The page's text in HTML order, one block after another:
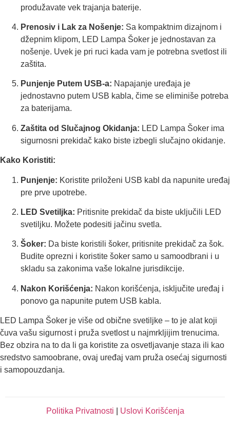
produžavate vek trajanja baterije.
Prenosiv i Lak za Nošenje: Sa kompaktnim dizajnom i
džepnim klipom, LED Lampa Šoker je jednostavan za
nošenje. Uvek je pri ruci kada vam je potrebna svetlost ili
zaštita.
Punjenje Putem USB-a: Napajanje uređaja je
jednostavno putem USB kabla, čime se eliminiše potreba
za baterijama.
Zaštita od Slučajnog Okidanja: LED Lampa Šoker ima
sigurnosni prekidač kako biste izbegli slučajno okidanje.
Kako Koristiti:
Punjenje: Koristite priloženi USB kabl da napunite uređaj
pre prve upotrebe.
LED Svetiljka: Pritisnite prekidač da biste uključili LED
svetiljku. Možete podesiti jačinu svetla.
Šoker: Da biste koristili šoker, pritisnite prekidač za šok.
Budite oprezni i koristite šoker samo u samoodbrani i u
skladu sa zakonima vaše lokalne jurisdikcije.
Nakon Korišćenja: Nakon korišćenja, isključite uređaj i
ponovo ga napunite putem USB kabla.
LED Lampa Šoker je više od obične svetiljke – to je alat koji
čuva vašu sigurnost i pruža svetlost u najmrkljijim trenucima.
Bez obzira na to da li ga koristite za osvetljavanje staza ili kao
sredstvo samoobrane, ovaj uređaj vam pruža osećaj sigurnosti
i samopouzdanja.
Politika Privatnosti Uslovi Korišćenja